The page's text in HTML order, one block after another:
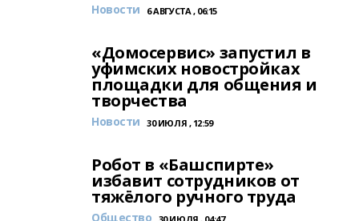
Новости 6 АВГУСТА , 06:15
«Домосервис» запустил в
уфимских новостройках
площадки для общения и
творчества
Новости 30 ИЮЛЯ , 12:59
Робот в «Башспирте»
избавит сотрудников от
тяжёлого ручного труда
Общество